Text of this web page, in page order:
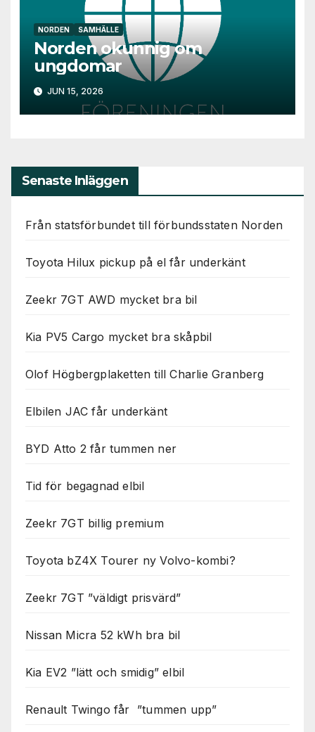
NORDEN SAMHÄLLE
Norden okunnig om
ungdomar
JUN 15, 2026
Senaste Inläggen
Från statsförbundet till förbundsstaten Norden
Toyota Hilux pickup på el får underkänt
Zeekr 7GT AWD mycket bra bil
Kia PV5 Cargo mycket bra skåpbil
Olof Högbergplaketten till Charlie Granberg
Elbilen JAC får underkänt
BYD Atto 2 får tummen ner
Tid för begagnad elbil
Zeekr 7GT billig premium
Toyota bZ4X Tourer ny Volvo-kombi?
Zeekr 7GT ”väldigt prisvärd”
Nissan Micra 52 kWh bra bil
Kia EV2 ”lätt och smidig” elbil
Renault Twingo får ”tummen upp”
används.
Marknadsföring
Genom att dela
beteende när du